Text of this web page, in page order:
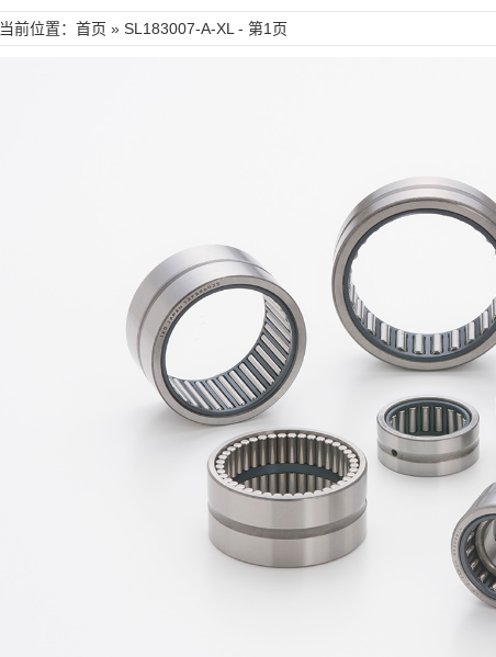
当前位置：首页 » SL183007-A-XL - 第1页